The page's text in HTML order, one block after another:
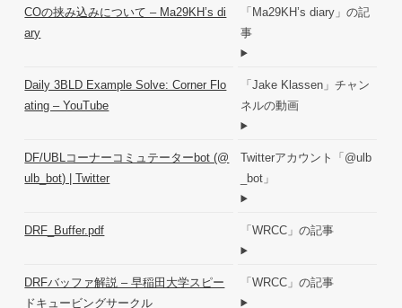
COの挟み込みについて – Ma29KH’s di
ary
「Ma29KH’s diary」の記
事
Daily 3BLD Example Solve: Corner Flo
ating – YouTube
「Jake Klassen」チャン
ネルの動画
DF/UBLコーナーコミュテーターbot (@
ulb_bot) | Twitter
Twitterアカウント「@ulb
_bot」
DRF_Buffer.pdf 「WRCC」の記事
DRFバッファ解説 – 早稲田大学スピー
ドキュービングサークル
「WRCC」の記事